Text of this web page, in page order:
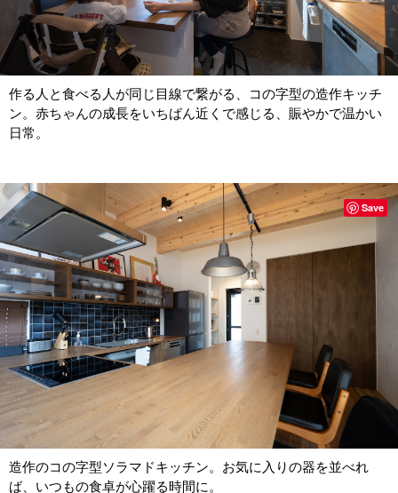
作る人と食べる人が同じ目線で繋がる、コの字型の造作キッチ
ン。赤ちゃんの成長をいちばん近くで感じる、賑やかで温かい
日常。
造作のコの字型ソラマドキッチン。お気に入りの器を並べれ
ば、いつもの食卓が心躍る時間に。
Save